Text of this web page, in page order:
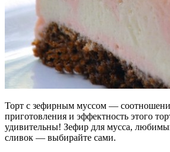
Торт с зефирным муссом —
приготовления и эффектность этого
удивительны! Зефир для мусса,
сливок — выбирайте сами.